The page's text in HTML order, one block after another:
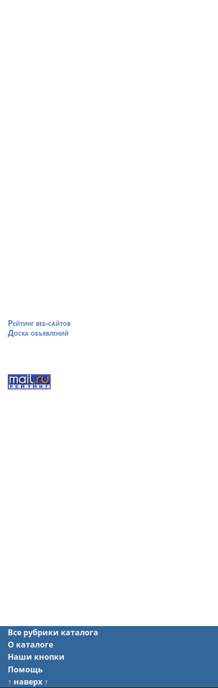
Рейтинг веб-сайтов
Доска объявлений
Все рубрики каталога
О каталоге
Наши кнопки
Помощь
↑ наверх ↑